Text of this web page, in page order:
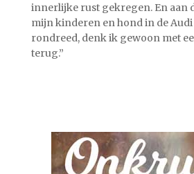
innerlijke rust gekregen. En aan
mijn kinderen en hond in de
rondreed, denk ik gewoon met
terug.”